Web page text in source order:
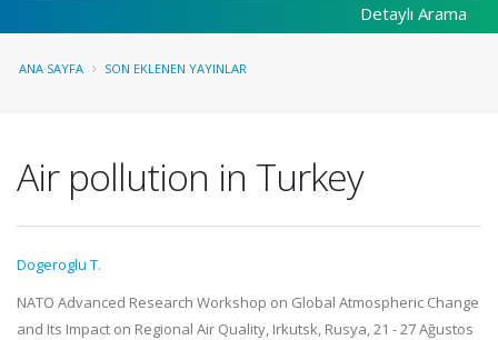
Detaylı Arama
ANA SAYFA SON EKLENEN YAYINLAR
Air pollution in Turkey
Dogeroglu T.
NATO Advanced Research Workshop on Global Atmospheric Change
and Its Impact on Regional Air Quality, Irkutsk, Rusya, 21 - 27 Ağustos